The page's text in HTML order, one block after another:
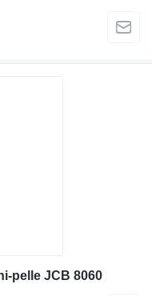
pelle JCB 8060